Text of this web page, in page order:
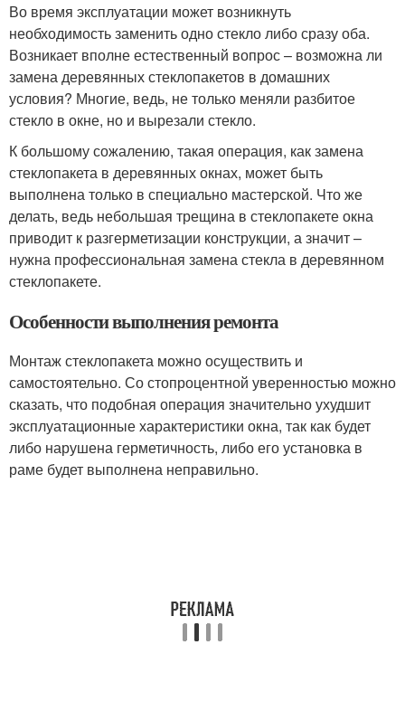
Во время эксплуатации может возникнуть
необходимость заменить одно стекло либо сразу оба.
Возникает вполне естественный вопрос – возможна ли
замена деревянных стеклопакетов в домашних
условия? Многие, ведь, не только меняли разбитое
стекло в окне, но и вырезали стекло.
К большому сожалению, такая операция, как замена
стеклопакета в деревянных окнах, может быть
выполнена только в специально мастерской. Что же
делать, ведь небольшая трещина в стеклопакете окна
приводит к разгерметизации конструкции, а значит –
нужна профессиональная замена стекла в деревянном
стеклопакете.
Особенности выполнения ремонта
Монтаж стеклопакета можно осуществить и
самостоятельно. Со стопроцентной уверенностью можно
сказать, что подобная операция значительно ухудшит
эксплуатационные характеристики окна, так как будет
либо нарушена герметичность, либо его установка в
раме будет выполнена неправильно.